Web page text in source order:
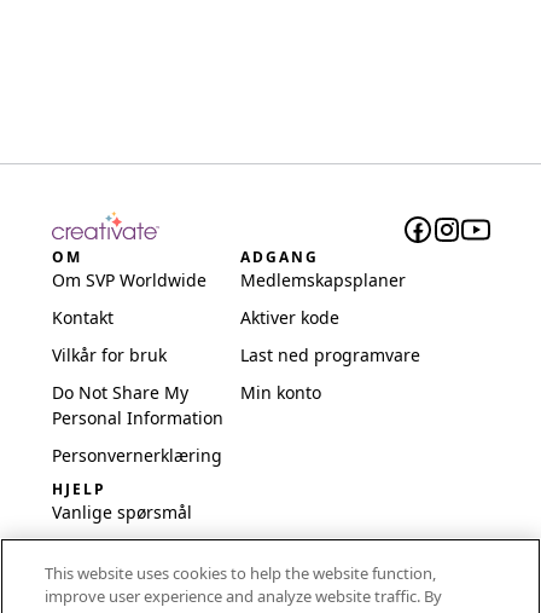
OM
Om SVP Worldwide
Kontakt
Vilkår for bruk
Do Not Share My
Personal Information
Personvernerklæring
ADGANG
Medlemskapsplaner
Aktiver kode
Last ned programvare
Min konto
HJELP
Vanlige spørsmål
oppsett
This website uses cookies to help the website function,
improve user experience and analyze website traffic. By